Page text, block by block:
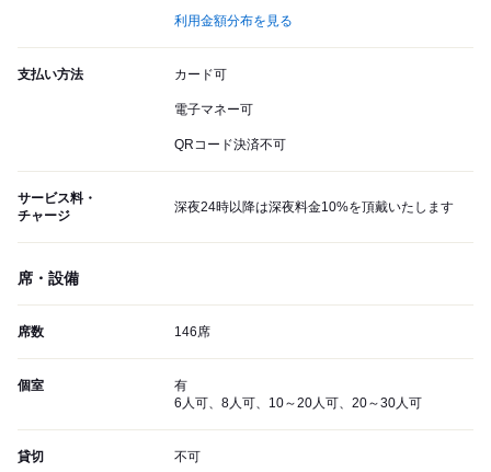
利用金額分布を見る
支払い方法 カード可
電子マネー可
QRコード決済不可
サービス料・
チャージ
深夜24時以降は深夜料金10%を頂戴いたします
席・設備
席数 146席
個室
有
6人可、8人可、10～20人可、20～30人可
貸切 不可